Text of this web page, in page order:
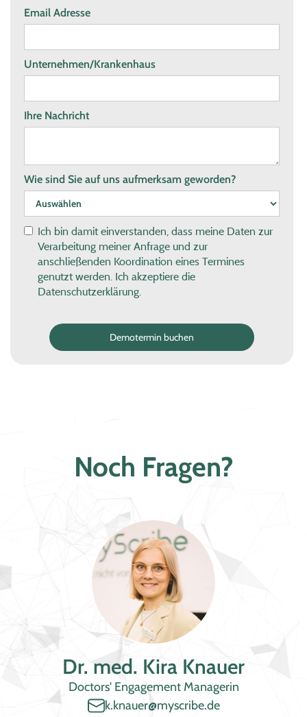
Email Adresse
Unternehmen/Krankenhaus
Ihre Nachricht
Wie sind Sie auf uns aufmerksam geworden?
Ich bin damit einverstanden, dass meine Daten zur
Verarbeitung meiner Anfrage und zur
anschließenden Koordination eines Termines
genutzt werden. Ich akzeptiere die
Datenschutzerklärung.
Noch Fragen?
Dr. med. Kira Knauer
Doctors' Engagement Managerin
k.knauer@myscribe.de